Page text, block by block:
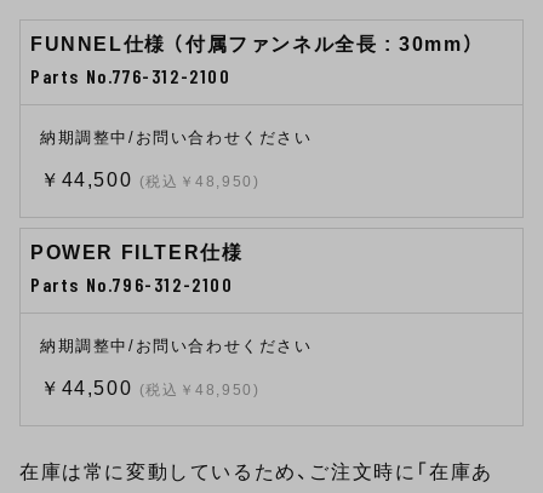
FUNNEL仕様 （付属ファンネル全長 : 30mm）
Parts No.776-312-2100
納期調整中/お問い合わせください
￥44,500 (税込￥48,950)
POWER FILTER仕様
Parts No.796-312-2100
納期調整中/お問い合わせください
￥44,500 (税込￥48,950)
在庫は常に変動しているため、ご注文時に「在庫あ